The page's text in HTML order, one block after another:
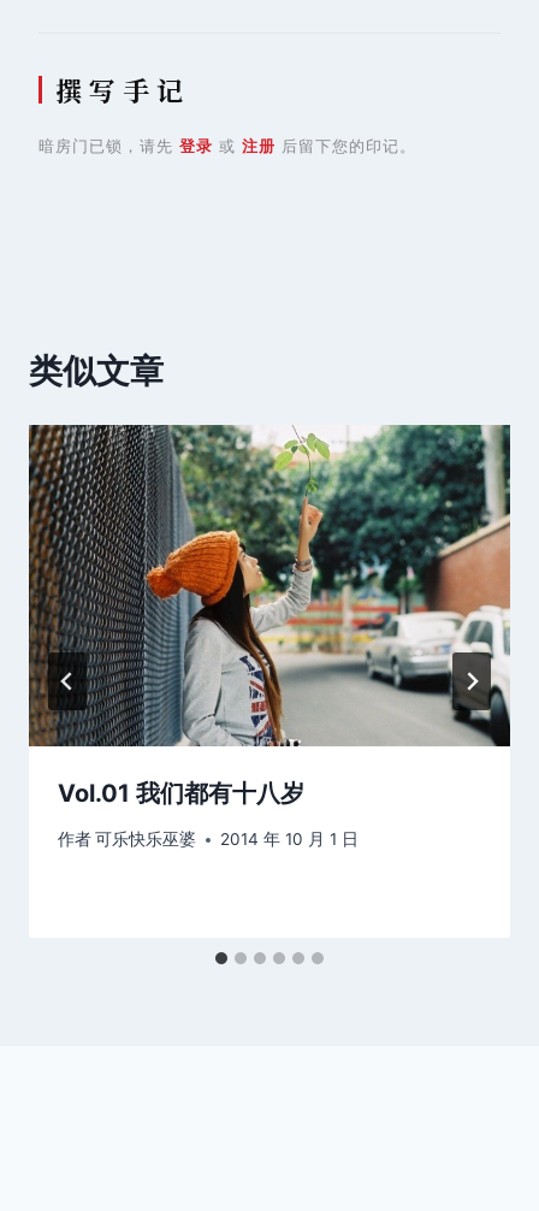
撰 写 手 记
暗房门已锁，请先 登录 或 注册 后留下您的印记。
类似文章
Vol.01 我们都有十八岁
作者可乐快乐巫婆 2014 年 10 月 1 日